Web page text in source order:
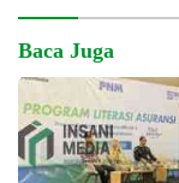
Baca Juga